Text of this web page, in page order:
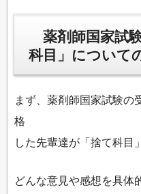
薬剤師国家試
科目」について
まず、薬剤師国家試験の
格
した先輩達が「捨て科目
どんな意見や感想を具体